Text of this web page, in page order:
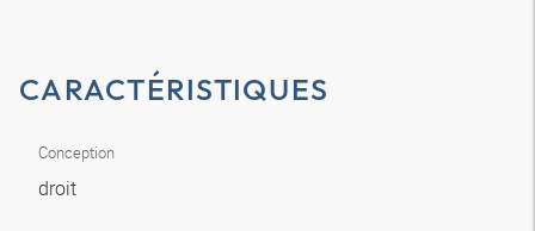
CARACTÉRISTIQUES
Conception
droit